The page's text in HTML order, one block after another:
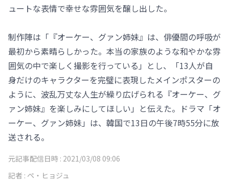
ュートな表情で幸せな雰囲気を醸し出した。
制作陣は「『オーケー、グァン姉妹』は、俳優間の呼吸が
最初から素晴らしかった。本当の家族のような和やかな雰
囲気の中で楽しく撮影を行っている」とし、「13人が自
身だけのキャラクターを完璧に表現したメインポスターの
ように、波乱万丈な人生が繰り広げられる『オーケー、グ
ァン姉妹』を楽しみにしてほしい」と伝えた。ドラマ「オ
ーケー、グァン姉妹」は、韓国で13日の午後7時55分に放
送される。
元記事配信日時 : 2021/03/08 09:06
記者 : ペ・ヒョジュ